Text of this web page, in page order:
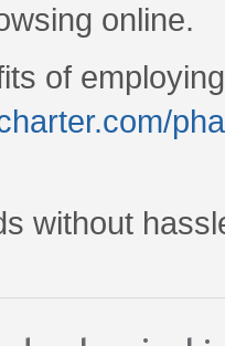
online.
of employing
without